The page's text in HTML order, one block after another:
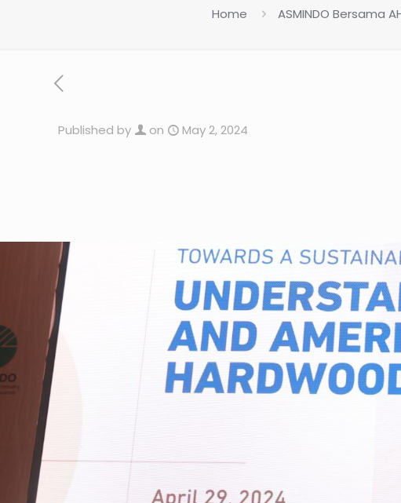
Home ASMINDO Bersama
Published by on May 2, 2024